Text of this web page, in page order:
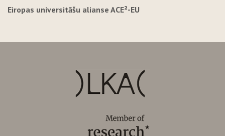
Eiropas universitāšu alianse ACE²-EU